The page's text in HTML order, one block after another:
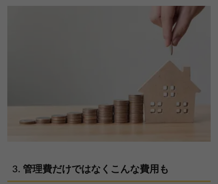
管理費だけではなくこんな費用も